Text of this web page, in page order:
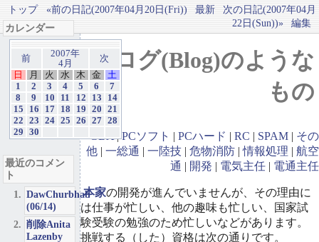
トップ «前の日記(2007年04月20日(Fri)) 最新
次の日記(2007年04月
22日(Sun))»
編集
ブログ(Blog)のような
もの
GBA|PCソフト | PCハード | RC | SPAM | その
他 | 一総通 | 一陸技 | 危物消防 |情報処理 | 航空
通 | 開発 | 電気主任 | 電通主任
本家の開発が進んでいませんが、その理由に
は仕事が忙しい、他の趣味も忙しい、国家試
験受験の勉強のため忙しいなどがあります。
挑戦する（した）資格は次の通りです。
カレンダー
前
2007年
4月
次
日
月 火 水 木 金
土
1
2 3 4 5 6
7
8
9 10 11 12 13
14
15
16 17 18 19 20
21
22
23 24 25 26 27 28
29
30
最近のコメン
ト
DawChurbhab
(06/14)
削除Anita
Lazenby